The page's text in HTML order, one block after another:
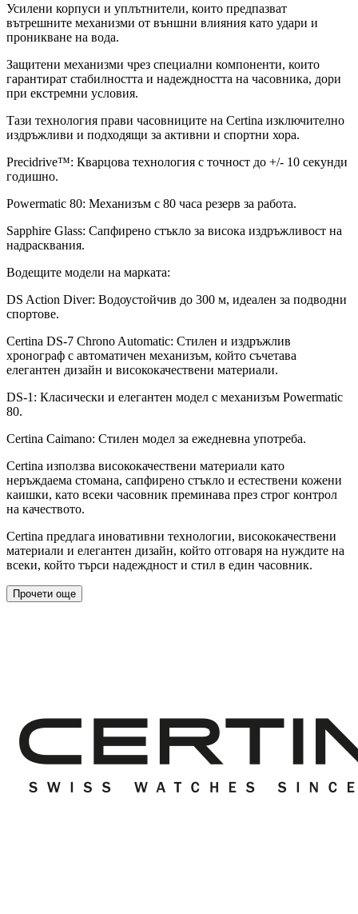
Усилени корпуси и уплътнители, които предпазват
вътрешните механизми от външни влияния като удари и
проникване на вода.
Защитени механизми чрез специални компоненти, които
гарантират стабилността и надеждността на часовника, дори
при екстремни условия.
Тази технология прави часовниците на Certina изключително
издръжливи и подходящи за активни и спортни хора.
Precidrive™: Кварцова технология с точност до +/- 10 секунди
годишно.
Powermatic 80: Механизъм с 80 часа резерв за работа.
Sapphire Glass: Сапфирено стъкло за висока издръжливост на
надрасквания.
Водещите модели на марката:
DS Action Diver: Водоустойчив до 300 м, идеален за подводни
спортове.
Certina DS-7 Chrono Automatic: Стилен и издръжлив
хронограф с автоматичен механизъм, който съчетава
елегантен дизайн и висококачествени материали.
DS-1: Класически и елегантен модел с механизъм Powermatic
80.
Certina Caimano: Стилен модел за ежедневна употреба.
Certina използва висококачествени материали като
неръждаема стомана, сапфирено стъкло и естествени кожени
каишки, като всеки часовник преминава през строг контрол
на качеството.
Certina предлага иновативни технологии, висококачествени
материали и елегантен дизайн, който отговаря на нуждите на
всеки, който търси надеждност и стил в един часовник.
Прочети още